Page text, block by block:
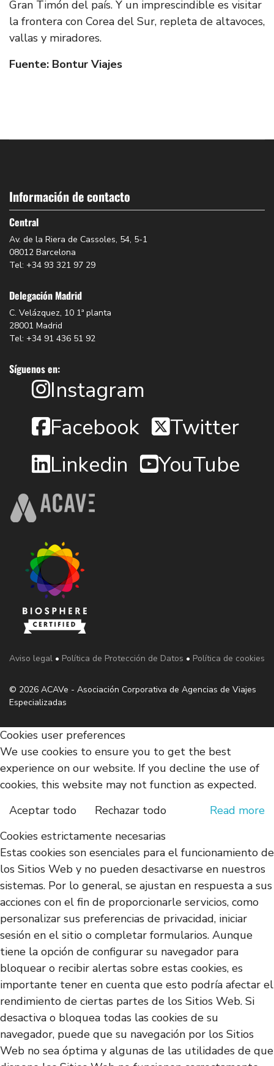
Gran Timón del país. Y un imprescindible es visitar
la frontera con Corea del Sur, repleta de altavoces,
vallas y miradores.
Fuente: Bontur Viajes
Información de contacto
Central
Av. de la Riera de Cassoles, 54, 5-1
08012 Barcelona
Tel: +34 93 321 97 29
Delegación Madrid
C. Velázquez, 10 1ª planta
28001 Madrid
Tel: +34 91 436 51 92
Síguenos en:
Instagram
Facebook
Twitter
Linkedin
YouTube
Aviso legal • Política de Protección de Datos • Política de cookies
© 2026 ACAVe - Asociación Corporativa de Agencias de Viajes
Especializadas
Cookies user preferences
We use cookies to ensure you to get the best
experience on our website. If you decline the use of
cookies, this website may not function as expected.
Aceptar todo
Rechazar todo
Read more
Cookies estrictamente necesarias
Estas cookies son esenciales para el funcionamiento de
los Sitios Web y no pueden desactivarse en nuestros
sistemas. Por lo general, se ajustan en respuesta a sus
acciones con el fin de proporcionarle servicios, como
personalizar sus preferencias de privacidad, iniciar
sesión en el sitio o completar formularios. Aunque
tiene la opción de configurar su navegador para
bloquear o recibir alertas sobre estas cookies, es
importante tener en cuenta que esto podría afectar el
rendimiento de ciertas partes de los Sitios Web. Si
desactiva o bloquea todas las cookies de su
navegador, puede que su navegación por los Sitios
Web no sea óptima y algunas de las utilidades de que